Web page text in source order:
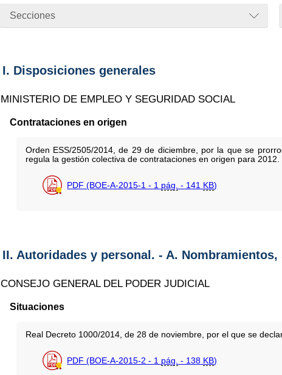
Secciones
I. Disposiciones generales
MINISTERIO DE EMPLEO Y SEGURIDAD SOCIAL
Contrataciones en origen
Orden ESS/2505/2014, de 29 de diciembre, por la que se
regula la gestión colectiva de contrataciones en origen para 2012.
PDF (BOE-A-2015-1 - 1 pág. - 141 KB)
II. Autoridades y personal. - A.
CONSEJO GENERAL DEL PODER JUDICIAL
Situaciones
Real Decreto 1000/2014, de 28 de noviembre, por el que se
PDF (BOE-A-2015-2 - 1 pág. - 138 KB)